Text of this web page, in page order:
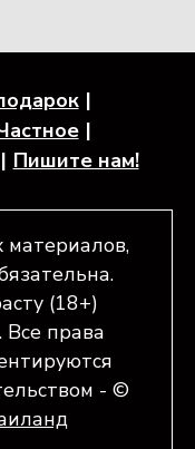
Пишите нам!
материалов,
(18+)
права
- ©